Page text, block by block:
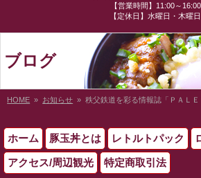
【営業時間】11:00～16:00
【定休日】水曜日・木曜日
ブログ
HOME » お知らせ » 秩父鉄道を彩る情報誌「ＰＡＬ
ホーム 豚玉丼とは レトルトパック
アクセス/周辺観光 特定商取引法